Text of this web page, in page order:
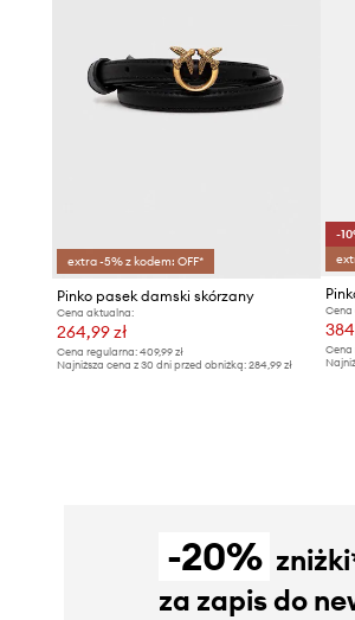
extra -5% z kodem: OFF*
Pinko pasek damski skórzany
Cena aktualna:
264,99 zł
Cena regularna: 409,99 zł
Najniższa cena z 30 dni przed obniżką: 284,99 zł
-
Cena
Cena
-20%
za zapis do